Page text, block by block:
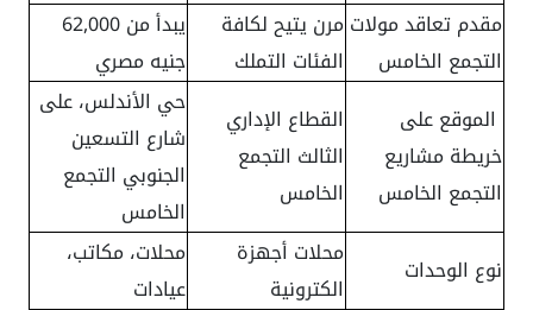
مقدم تعاقد مولات
التجمع الخامس
مرن يتيح لكافة
الفئات التملك
يبدأ من 62,000
جنيه مصري
الموقع على
خريطة مشاريع
التجمع الخامس
القطاع الإداري
الثالث التجمع
الخامس
حي الأندلس، على
شارع التسعين
الجنوبي التجمع
الخامس
نوع الوحدات
محلات أجهزة
الكترونية
محلات، مكاتب،
عيادات